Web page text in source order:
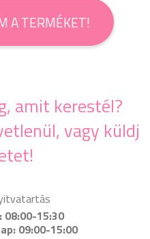
A TERMÉKET!
amit kerestél?
vagy küldj
15:30
09:00-15:00